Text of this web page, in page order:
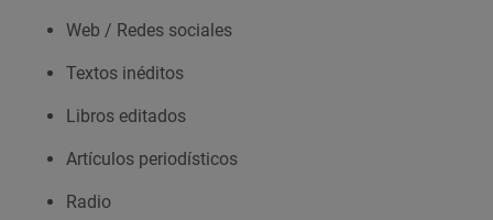
Web / Redes sociales
Textos inéditos
Libros editados
Artículos periodísticos
Radio